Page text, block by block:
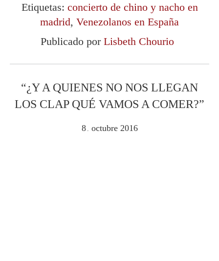
Etiquetas: concierto de chino y nacho en
madrid, Venezolanos en España
Publicado por Lisbeth Chourio
“¿Y A QUIENES NO NOS LLEGAN
LOS CLAP QUÉ VAMOS A COMER?”
8 octubre 2016